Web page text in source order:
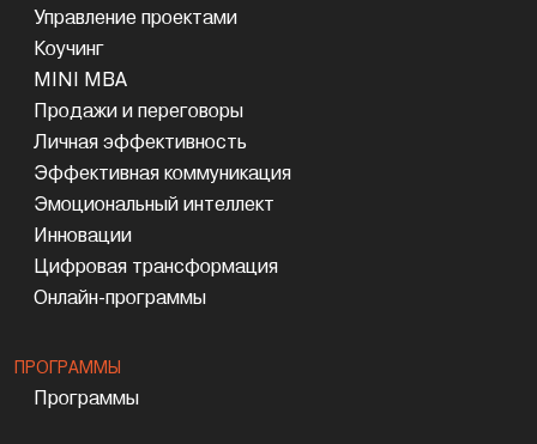
Управление проектами
Коучинг
MINI MBA
Продажи и переговоры
Личная эффективность
Эффективная коммуникация
Эмоциональный интеллект
Инновации
Цифровая трансформация
Онлайн-программы
ПРОГРАММЫ
Программы